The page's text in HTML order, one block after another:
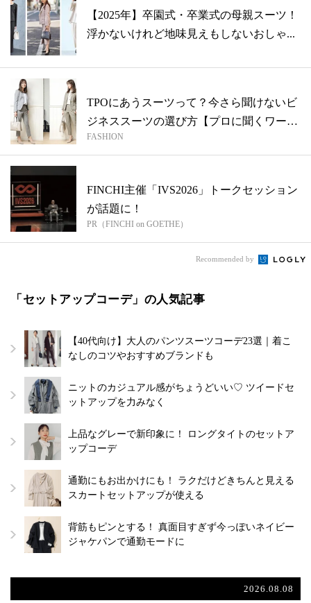
【2025年】卒園式・卒業式の母親スーツ！
浮かないけれど地味見えもしないおしゃ...
TPOにあうスーツって？今さら聞けないビ
ジネススーツの選び方【プロに聞くワーマ
マ...
FASHION
FINCHI主催「IVS2026」トークセッション
が話題に！
PR（FINCHI on GOETHE）
Recommended by
「セットアップコーデ」の人気記事
【40代向け】大人のパンツスーツコーデ23選｜着こ
なしのコツやおすすめブランドも
ニットのカジュアル感がちょうどいい♡ ツイードセ
ットアップを力みなく
上品なグレーで新印象に！ ロングタイトのセットア
ップコーデ
通勤にもお出かけにも！ ラクだけどきちんと見える
スカートセットアップが使える
背筋もピンとする！ 真面目すぎず今っぽいネイビー
ジャケパンで通勤モードに
2026.08.08